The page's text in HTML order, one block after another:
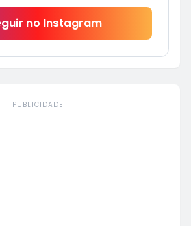
no Instagram
PUBLICIDADE